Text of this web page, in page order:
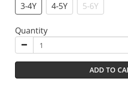
3-4Y
4-5Y 5-6Y
Quantity
ADD TO